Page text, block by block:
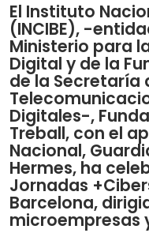
El Instituto
(INCIBE), -
Ministerio para
Digital y de la
de la Secretaría
Digitales-,
Treball, con el
Nacional,
Hermes, ha
Jornadas
Barcelona,
microempresas